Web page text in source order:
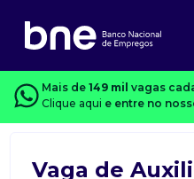
Mais de 149 mil vagas
Clique aqui e entre no
Vaga de